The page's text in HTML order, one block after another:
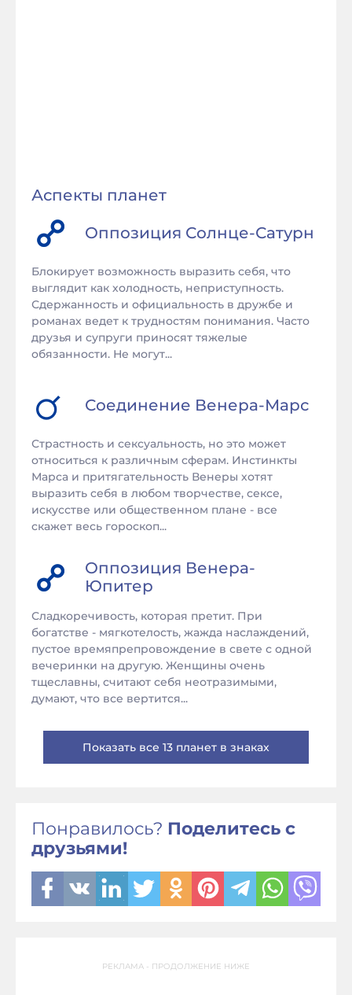
Аспекты планет
Оппозиция Солнце-Сатурн
Блокирует возможность выразить себя, что
выглядит как холодность, неприступность.
Сдержанность и официальность в дружбе и
романах ведет к трудностям понимания. Часто
друзья и супруги приносят тяжелые
обязанности. Не могут...
Соединение Венера-Марс
Страстность и сексуальность, но это может
относиться к различным сферам. Инстинкты
Марса и притягательность Венеры хотят
выразить себя в любом творчестве, сексе,
искусстве или общественном плане - все
скажет весь гороскоп...
Оппозиция Венера-
Юпитер
Сладкоречивость, которая претит. При
богатстве - мягкотелость, жажда наслаждений,
пустое времяпрепровождение в свете с одной
вечеринки на другую. Женщины очень
тщеславны, считают себя неотразимыми,
думают, что все вертится...
Показать все 13 планет в знаках
Понравилось? Поделитесь с
друзьями!
РЕКЛАМА - ПРОДОЛЖЕНИЕ НИЖЕ